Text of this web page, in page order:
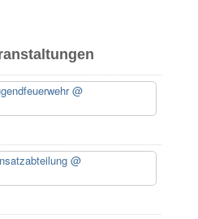
@
@